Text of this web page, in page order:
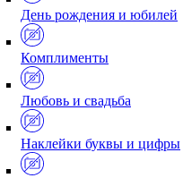
День рождения и юбилей
Комплименты
Любовь и свадьба
Наклейки буквы и цифры